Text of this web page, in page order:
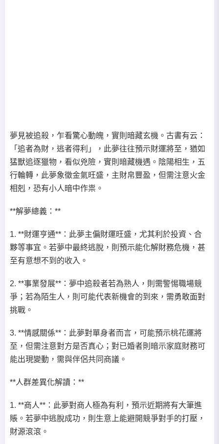
夢見被追殺，乍看驚心動魄，實則暗藏玄機。古書有云：
「追者為財，逃者得利」，此夢往往預示財運將至，猶如
猛獸追逐獵物，看似兇險，實則暗藏機遇。陰陽相生，五
行輪轉，此夢象徵金氣旺盛，主財帛豐盈，但需注意火金
相剋，恐有小人暗中作祟。
**解夢總義：**
1. **財運亨通**：此夢主偏財運旺盛，尤其利於投資、合
夥等事宜。若夢中最終逃脫，則預示能化解財務危機，甚
至有意想不到的收入。
2. **事業發展**：夢中追殺者若為熟人，則需警惕職場競
爭；若為陌生人，則可能代表新機會的到來，需勇敢面對
挑戰。
3. **情感關係**：此夢對單身者而言，可能預示桃花運將
至，但需注意對方是否真心；對已婚者則暗示家庭財務可
能出現變動，需與伴侶共同商議。
**人群差異化解讀：**
1. **商人**：此夢對商人極為有利，預示近期將有大筆進
賬。若夢中逃脫成功，則生意上能避開競爭對手的打壓，
財源滾滾。